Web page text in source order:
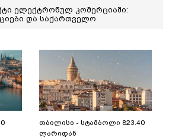
ელექტრონულ კომერციაში:
და საქართველო
თბილისი - სტამბოლი 823.40
ლარიდან